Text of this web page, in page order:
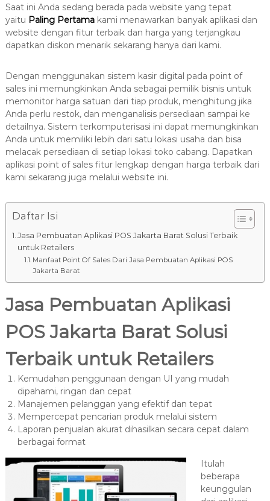
-
8
7
7
-
4
6
4
6
Saat ini Anda sedang berada pada website yang tepat
yaitu Paling Pertama kami menawarkan banyak aplikasi dan
website dengan fitur terbaik dan harga yang terjangkau
dapatkan diskon menarik sekarang hanya dari kami.
Dengan menggunakan sistem kasir digital pada point of
sales ini memungkinkan Anda sebagai pemilik bisnis untuk
memonitor harga satuan dari tiap produk, menghitung jika
Anda perlu restok, dan menganalisis persediaan sampai ke
detailnya. Sistem terkomputerisasi ini dapat memungkinkan
Anda untuk memiliki lebih dari satu lokasi usaha dan bisa
melacak persediaan di setiap lokasi toko cabang. Dapatkan
aplikasi point of sales fitur lengkap dengan harga terbaik dari
kami sekarang juga melalui website ini.
Daftar Isi
Jasa Pembuatan Aplikasi POS Jakarta Barat Solusi Terbaik
untuk Retailers
Manfaat Point Of Sales Dari Jasa Pembuatan Aplikasi POS
Jakarta Barat
Jasa Pembuatan Aplikasi
POS Jakarta Barat Solusi
Terbaik untuk Retailers
Kemudahan penggunaan dengan UI yang mudah
dipahami, ringan dan cepat
Manajemen pelanggan yang efektif dan tepat
Mempercepat pencarian produk melalui sistem
Laporan penjualan akurat dihasilkan secara cepat dalam
berbagai format
Itulah
beberapa
keunggulan